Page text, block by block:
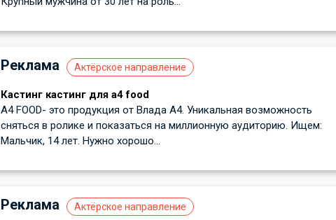
Реклама Актёрское направление
Кастинг кастинг для а4 food
А4 FOOD- это продукция от Влада А4. Уникальная возможность
сняться в ролике и показаться на миллионную аудиторию. Ищем:
Мальчик, 14 лет. Нужно хорошо...
Реклама Актёрское направление